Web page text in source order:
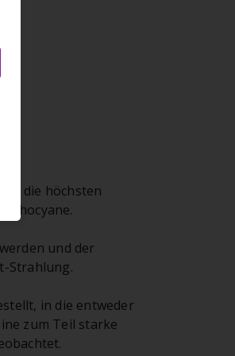
die höchsten
und der
Strahlung.
in die entweder
zum Teil starke